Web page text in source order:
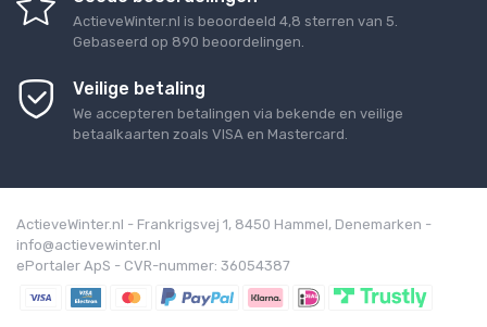
ActieveWinter.nl is beoordeeld 4,8 sterren van 5
Gebaseerd op 890 beoordelingen.
Veilige betaling
We accepteren betalingen via bekende en veilige
betaalkaarten zoals VISA en Mastercard.
ActieveWinter.nl - Frankrigsvej 1, 8450 Hammel, Denemarken -
info@actievewinter.nl
ePortaler ApS - CVR-nummer: 36054387